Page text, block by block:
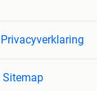
Privacyverklaring
Sitemap